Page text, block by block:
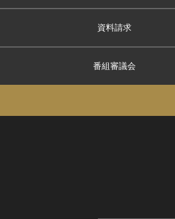
資料請求
番組審議会